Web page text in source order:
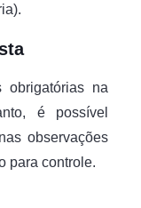
obrigatórias na
é possível
observações
para controle.